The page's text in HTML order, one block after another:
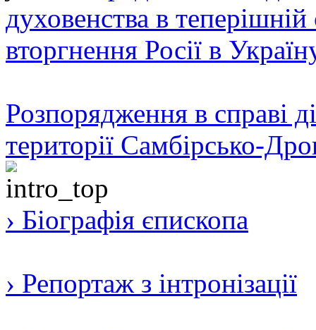
духовенства в теперішній
вторгнення Росії в
Розпорядження в справі
території Самбірсько-
› Біографія єпископа
› Репортаж з інтронізації